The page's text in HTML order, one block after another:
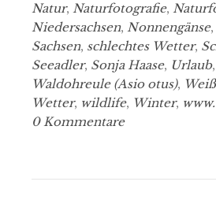
Natur, Naturfotografie,
Niedersachsen, Nonnengänse,
Sachsen, schlechtes Wetter,
Seeadler, Sonja Haase, Urlaub,
Waldohreule (Asio otus),
Wetter, wildlife, Winter,
0 Kommentare